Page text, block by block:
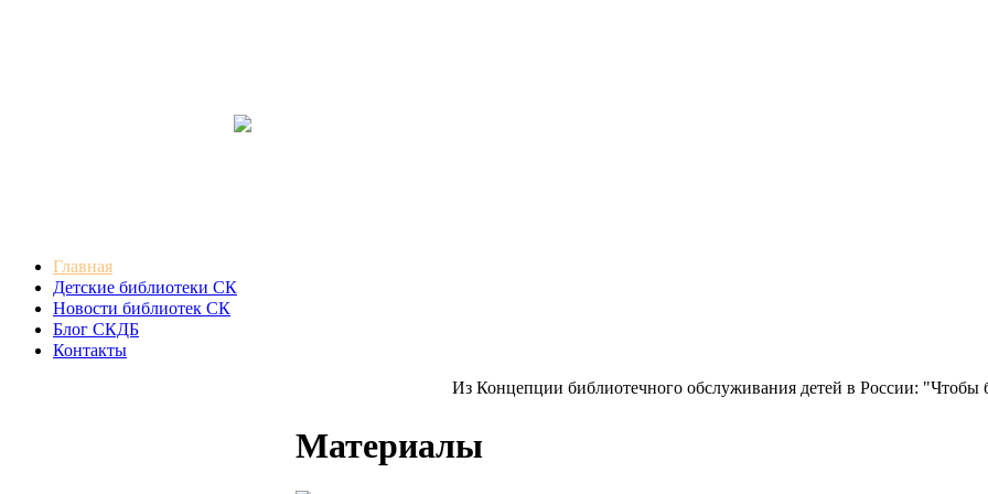
Главная
Детские библиотеки СК
Новости библиотек СК
Блог СКДБ
Контакты
Из Концепции библиотечного обслуживания детей в России: "Чтобы
Материалы